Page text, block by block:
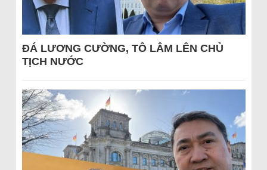
ĐÁ LƯƠNG CƯỜNG, TÔ LÂM LÊN CHỦ
TỊCH NƯỚC